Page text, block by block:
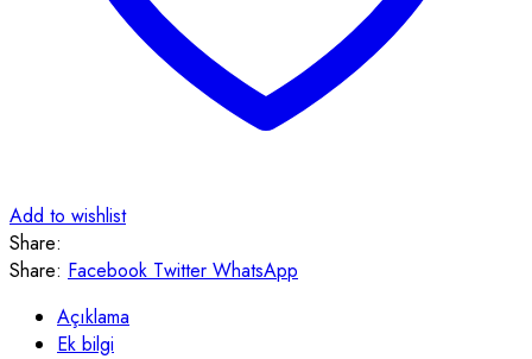
Add to wishlist
Share:
Share: Facebook Twitter WhatsApp
Açıklama
Ek bilgi